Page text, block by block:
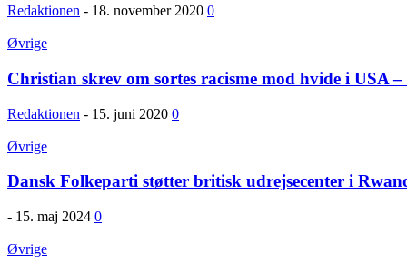
Redaktionen - 18. november 2020 0
Øvrige
Christian skrev om sortes racisme mod hvide i USA –
Redaktionen - 15. juni 2020 0
Øvrige
Dansk Folkeparti støtter britisk udrejsecenter i
- 15. maj 2024 0
Øvrige